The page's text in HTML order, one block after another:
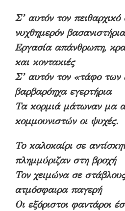
Σ’ αυτόν τον
νυχθημερόν βασανιστήρια
Εργασία απάνθρωπη,
και κοντακιές
Σ’ αυτόν τον «τάφο των
βαρβαρόηχα εγερτήρια
Τα κορμιά μάτωναν μα
κομμουνιστών οι ψυχές.
Το καλοκαίρι σε
πλημμύριζαν στη βροχή
Τον χειμώνα σε
ατμόσφαιρα παγερή
Οι εξόριστοι φαντάροι